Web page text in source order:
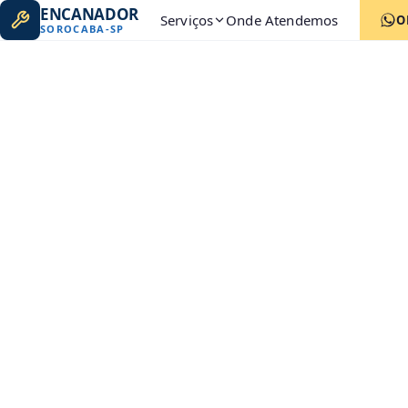
ENCANADOR
SOROCABA-SP Serviços Onde Atendemos